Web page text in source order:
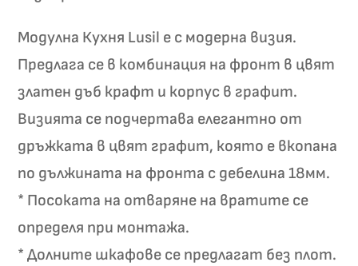
Модулна Кухня Lusil е с модерна визия.
Предлага се в комбинация на фронт в цвят
златен дъб крафт и корпус в графит.
Визията се подчертава елегантно от
дръжката в цвят графит, която е вкопана
по дължината на фронта с дебелина 18мм.
* Посоката на отваряне на вратите се
определя при монтажа.
* Долните шкафове се предлагат без плот.